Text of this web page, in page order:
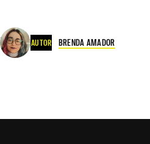
AUTOR BRENDA AMADOR